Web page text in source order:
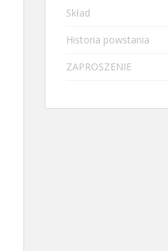
Skład
Historia powstania
ZAPROSZENIE